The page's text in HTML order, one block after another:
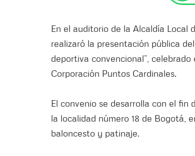
En el auditorio de la Alcaldía Local
realizaró la presentación pública
deportiva convencional”,
Corporación Puntos Cardinales.
El convenio se desarrolla con el fin
la localidad número 18 de Bogotá,
baloncesto y patinaje.